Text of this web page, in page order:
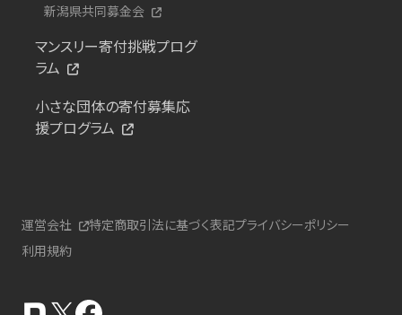
新潟県共同募金会
マンスリー寄付挑戦プログ
ラム
小さな団体の寄付募集応
援プログラム
運営会社 特定商取引法に基づく表記プライバシーポリシー
利用規約